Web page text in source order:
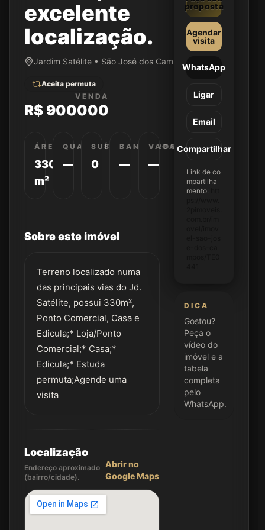
excelente
localização.
Jardim Satélite • São José dos Campos/SP
Aceita permuta
VENDA
R$ 900000
ÁREA
330
m²
QUARTOS
—
SUÍTES
0
BANHEIROS
—
VAGAS
—
Sobre este imóvel
Terreno localizado numa
das principais vias do Jd.
Satélite, possui 330m²,
Ponto Comercial, Casa e
Edicula;* Loja/Ponto
Comercial;* Casa;*
Edicula;* Estuda
permuta;Agende uma
visita
Localização
Endereço aproximado
(bairro/cidade).
Abrir no
Google Maps
proposta
Agendar
visita
WhatsApp
Ligar
Email
Compartilhar
Link de co
mpartilha
mento:
DICA
Gostou?
Peça o
vídeo do
imóvel e a
tabela
completa
pelo
WhatsApp.